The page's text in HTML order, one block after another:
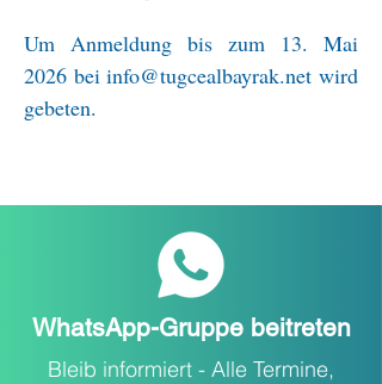
Um Anmeldung bis zum 13. Mai
2026 beiinfo@tugcealbayrak.net wird
gebeten.
WhatsApp-Gruppe beitreten
Bleib informiert - Alle Termine,